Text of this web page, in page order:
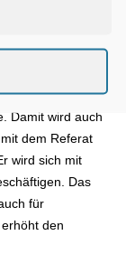
füllen die 13.
Technik und
Damit wird auch
dem Referat
wird sich mit
Das
für
den